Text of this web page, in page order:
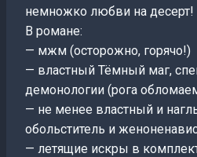
немножко любви на десерт!
В романе:
— мжм (осторожно, горячо!)
— властный Тёмный маг,
демонологии (рога
— не менее властный и
обольститель и
— летящие искры в